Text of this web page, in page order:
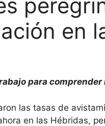
en
para
las tasas de
en las Hébridas,